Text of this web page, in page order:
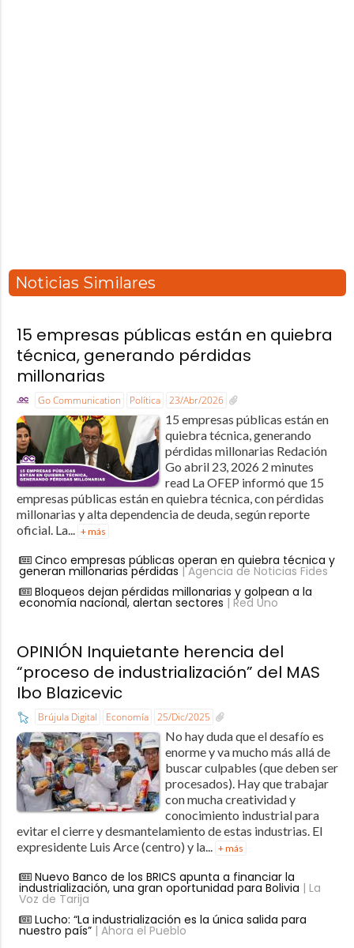
Noticias Similares
15 empresas públicas están en quiebra
técnica, generando pérdidas
millonarias
Go Communication Política 23/Abr/2026
15 empresas públicas están en
quiebra técnica, generando
pérdidas millonarias Redación
Go abril 23, 2026 2 minutes
read La OFEP informó que 15
empresas públicas están en quiebra técnica, con pérdidas
millonarias y alta dependencia de deuda, según reporte
oficial. La... + más
Cinco empresas públicas operan en quiebra técnica y
generan millonarias pérdidas | Agencia de Noticias Fides
Bloqueos dejan pérdidas millonarias y golpean a la
economía nacional, alertan sectores | Red Uno
OPINIÓN Inquietante herencia del
“proceso de industrialización” del MAS
Ibo Blazicevic
Brújula Digital Economía 25/Dic/2025
No hay duda que el desafío es
enorme y va mucho más allá de
buscar culpables (que deben ser
procesados). Hay que trabajar
con mucha creatividad y
conocimiento industrial para
evitar el cierre y desmantelamiento de estas industrias. El
expresidente Luis Arce (centro) y la...
+ más
Nuevo Banco de los BRICS apunta a financiar la
industrialización, una gran oportunidad para Bolivia | La
Voz de Tarija
Lucho: “La industrialización es la única salida para
nuestro país”| Ahora el Pueblo